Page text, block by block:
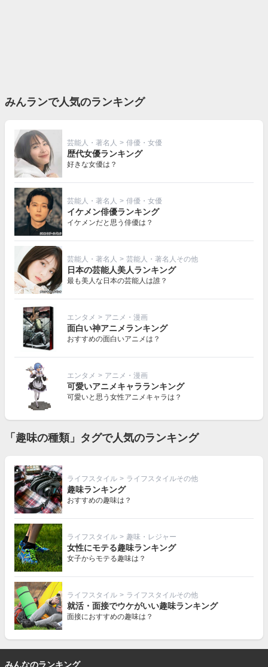
みんランで人気のランキング
芸能人・著名人 > 俳優・女優
歴代女優ランキング
好きな女優は？
芸能人・著名人 > 俳優・女優
イケメン俳優ランキング
イケメンだと思う俳優は？
芸能人・著名人 > 芸能人・著名人その他
日本の芸能人美人ランキング
最も美人な日本の芸能人は誰？
エンタメ > アニメ・漫画
面白い神アニメランキング
おすすめの面白いアニメは？
エンタメ > アニメ・漫画
可愛いアニメキャラランキング
可愛いと思う女性アニメキャラは？
「趣味の種類」タグで人気のランキング
ライフスタイル > ライフスタイルその他
趣味ランキング
おすすめの趣味は？
ライフスタイル > 趣味・レジャー
女性にモテる趣味ランキング
女子からモテる趣味は？
ライフスタイル > ライフスタイルその他
就活・面接でウケがいい趣味ランキング
面接におすすめの趣味は？
みんなのランキング